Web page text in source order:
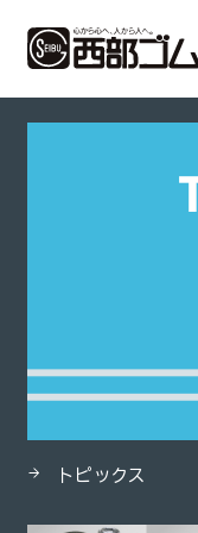
HOME 製品
トピックス